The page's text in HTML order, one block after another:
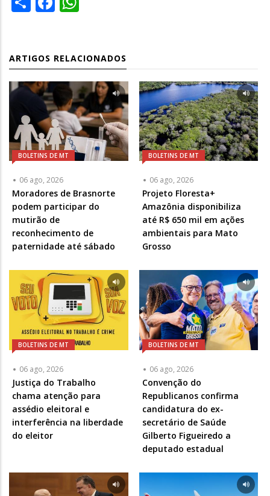
ARTIGOS RELACIONADOS
BOLETINS DE MT
06 ago, 2026
Moradores de Brasnorte
podem participar do
mutirão de
reconhecimento de
paternidade até sábado
BOLETINS DE MT
06 ago, 2026
Projeto Floresta+
Amazônia disponibiliza
até R$ 650 mil em ações
ambientais para Mato
Grosso
BOLETINS DE MT
06 ago, 2026
Justiça do Trabalho
chama atenção para
assédio eleitoral e
interferência na liberdade
do eleitor
BOLETINS DE MT
06 ago, 2026
Convenção do
Republicanos confirma
candidatura do ex-
secretário de Saúde
Gilberto Figueiredo a
deputado estadual